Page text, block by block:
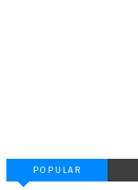
POPULAR